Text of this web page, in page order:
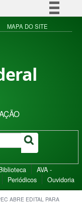
à informação
MAPA DO SITE
AVA -
Periódicos Ouvidoria
ABRE EDITAL PARA